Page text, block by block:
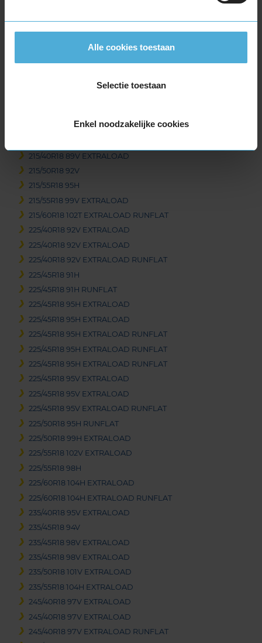
Alle cookies toestaan
Selectie toestaan
Enkel noodzakelijke cookies
225/60R17 99H
235/45R17 97V EXTRALOAD
235/55R17 103V EXTRALOAD
245/45R17 99V EXTRALOAD
18-inch banden
215/40R18 89V EXTRALOAD
215/50R18 92V
215/55R18 95H
215/55R18 99V EXTRALOAD
215/60R18 102T EXTRALOAD RUNFLAT
225/40R18 92V EXTRALOAD
225/40R18 92V EXTRALOAD
225/40R18 92V EXTRALOAD RUNFLAT
225/45R18 91H
225/45R18 91H RUNFLAT
225/45R18 95H EXTRALOAD
225/45R18 95H EXTRALOAD
225/45R18 95H EXTRALOAD RUNFLAT
225/45R18 95H EXTRALOAD RUNFLAT
225/45R18 95H EXTRALOAD RUNFLAT
225/45R18 95V EXTRALOAD
225/45R18 95V EXTRALOAD
225/45R18 95V EXTRALOAD RUNFLAT
225/50R18 95H RUNFLAT
225/50R18 99H EXTRALOAD
225/55R18 102V EXTRALOAD
225/55R18 98H
225/60R18 104H EXTRALOAD
225/60R18 104H EXTRALOAD RUNFLAT
235/40R18 95V EXTRALOAD
235/45R18 94V
235/45R18 98V EXTRALOAD
235/45R18 98V EXTRALOAD
235/50R18 101V EXTRALOAD
235/55R18 104H EXTRALOAD
245/40R18 97V EXTRALOAD
245/40R18 97V EXTRALOAD
245/40R18 97V EXTRALOAD RUNFLAT